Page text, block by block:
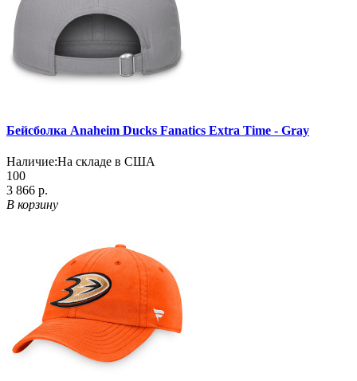
Бейсболка Anaheim Ducks Fanatics Extra Time - Gray
Наличие:На складе в США
100
3 866 р.
В корзину